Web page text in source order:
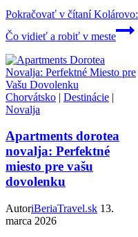
Pokračovať v čítaníKolárovo:
Čo vidieť a robiť v meste
Chorvátsko | Destinácie |
Novalja
Apartments dorotea
novalja: Perfektné
miesto pre vašu
dovolenku
AutoriBeriaTravel.sk 13.
marca 2026